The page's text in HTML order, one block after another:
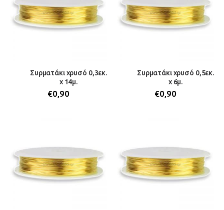
Συρματάκι χρυσό 0,3εκ.
x 14μ.
€0,90
Συρματάκι χρυσό 0,5εκ.
x 6μ.
€0,90